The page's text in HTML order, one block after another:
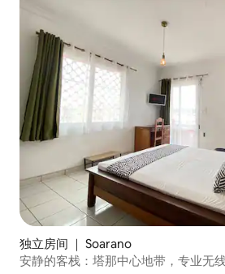
独立房间 ｜ Soarano
安静的客栈：塔那中心地带，专业无